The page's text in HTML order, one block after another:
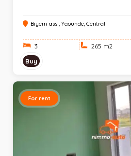
Biyem-assi, Yaounde, Central
3 265 m2
Buy
For rent